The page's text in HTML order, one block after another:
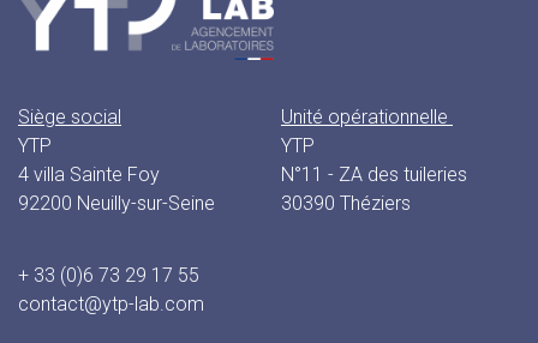
Siège social
YTP
4 villa Sainte Foy
92200 Neuilly-sur-Seine
Unité opérationnelle
YTP
N°11 - ZA des tuileries
30390 Théziers
+ 33 (0)6 73 29 17 55
contact@ytp-lab.com